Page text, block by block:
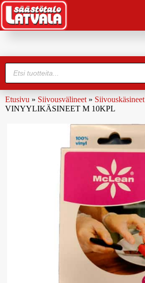
Etusivu » Siivousvälineet » Siivouskäsineet
VINYYLIKÄSINEET M 10KPL